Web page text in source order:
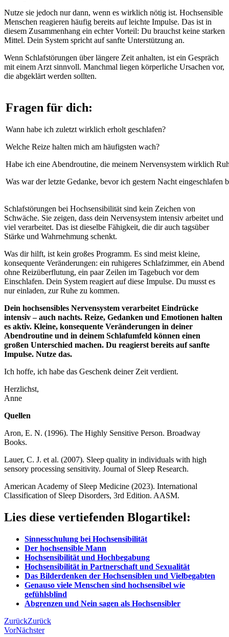
Nutze sie jedoch nur dann, wenn es wirklich nötig ist. Hochsensible
Menschen reagieren häufig bereits auf leichte Impulse. Das ist in
diesem Zusammenhang ein echter Vorteil: Du brauchst keine starken
Mittel. Dein System spricht auf sanfte Unterstützung an.
Wenn Schlafstörungen über längere Zeit anhalten, ist ein Gespräch
mit einem Arzt sinnvoll. Manchmal liegen körperliche Ursachen vor,
die abgeklärt werden sollten.
Fragen für dich:
Wann habe ich zuletzt wirklich erholt geschlafen?
Welche Reize halten mich am häufigsten wach?
Habe ich eine Abendroutine, die meinem Nervensystem wirklich
Was war der letzte Gedanke, bevor ich gestern Nacht eingeschlafen
Schlafstörungen bei Hochsensibilität sind kein Zeichen von
Schwäche. Sie zeigen, dass dein Nervensystem intensiv arbeitet und
viel verarbeitet. Das ist dieselbe Fähigkeit, die dir auch tagsüber
Stärke und Wahrnehmung schenkt.
Was dir hilft, ist kein großes Programm. Es sind meist kleine,
konsequente Veränderungen: ein ruhigeres Schlafzimmer, ein Abend
ohne Reizüberflutung, ein paar Zeilen im Tagebuch vor dem
Einschlafen. Dein System reagiert auf diese Impulse. Du musst es
nur einladen, zur Ruhe zu kommen.
Dein hochsensibles Nervensystem verarbeitet Eindrücke
intensiv – auch nachts. Reize, Gedanken und Emotionen halten
es aktiv. Kleine, konsequente Veränderungen in deiner
Abendroutine und in deinem Schlafumfeld können einen
großen Unterschied machen. Du reagierst bereits auf sanfte
Impulse. Nutze das.
Ich hoffe, ich habe das Geschenk deiner Zeit verdient.
Herzlichst,
Anne
Quellen
Aron, E. N. (1996). The Highly Sensitive Person. Broadway
Books.
Lauer, C. J. et al. (2007). Sleep quality in individuals with high
sensory processing sensitivity. Journal of Sleep Research.
American Academy of Sleep Medicine (2023). International
Classification of Sleep Disorders, 3rd Edition. AASM.
Lies diese vertiefenden Blogartikel:
Sinnesschulung bei Hochsensibilität
Der hochsensible Mann
Hochsensibilität und Hochbegabung
Hochsensibilität in Partnerschaft und Sexualität
Das Bilderdenken der Hochsensiblen und Vielbegabten
Genauso viele Menschen sind hochsensibel wie
gefühlsblind
Abgrenzen und Nein sagen als Hochsensibler
ZurückZurück
VorNächster